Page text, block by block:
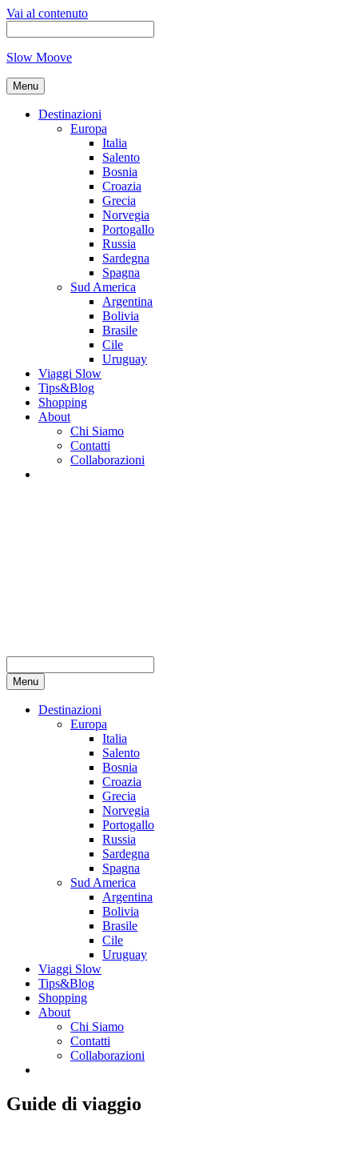
Vai al contenuto
Slow Moove
Menu
Destinazioni
Europa
Italia
Salento
Bosnia
Croazia
Grecia
Norvegia
Portogallo
Russia
Sardegna
Spagna
Sud America
Argentina
Bolivia
Brasile
Cile
Uruguay
Viaggi Slow
Tips&Blog
Shopping
About
Chi Siamo
Contatti
Collaborazioni
Menu
Destinazioni
Europa
Italia
Salento
Bosnia
Croazia
Grecia
Norvegia
Portogallo
Russia
Sardegna
Spagna
Sud America
Argentina
Bolivia
Brasile
Cile
Uruguay
Viaggi Slow
Tips&Blog
Shopping
About
Chi Siamo
Contatti
Collaborazioni
Guide di viaggio